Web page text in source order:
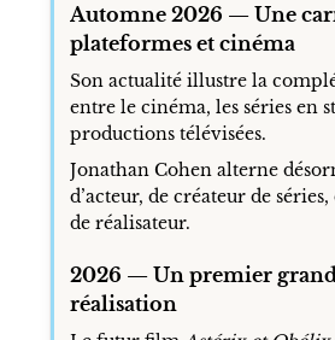
Automne 2026 — Une
plateformes et cinéma
Son actualité illustre la
entre le cinéma, les séries en
productions télévisées.
Jonathan Cohen alterne
d’acteur, de créateur de
de réalisateur.
2026 — Un premier
réalisation